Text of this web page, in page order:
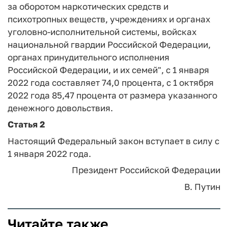
за оборотом наркотических средств и
психотропных веществ, учреждениях и органах
уголовно-исполнительной системы, войсках
национальной гвардии Российской Федерации,
органах принудительного исполнения
Российской Федерации, и их семей", с 1 января
2022 года составляет 74,0 процента, с 1 октября
2022 года 85,47 процента от размера указанного
денежного довольствия.
Статья 2
Настоящий Федеральный закон вступает в силу с
1 января 2022 года.
Президент Российской Федерации
В. Путин
Читайте также